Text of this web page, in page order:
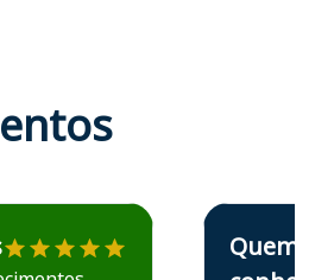
o Aprova Concursos emEstudante Elais
Quem